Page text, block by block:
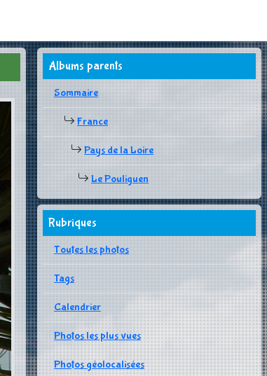
Albums parents
Sommaire
France
Pays de la Loire
Le Pouliguen
Rubriques
Toutes les photos
Tags
Calendrier
Photos les plus vues
Photos géolocalisées